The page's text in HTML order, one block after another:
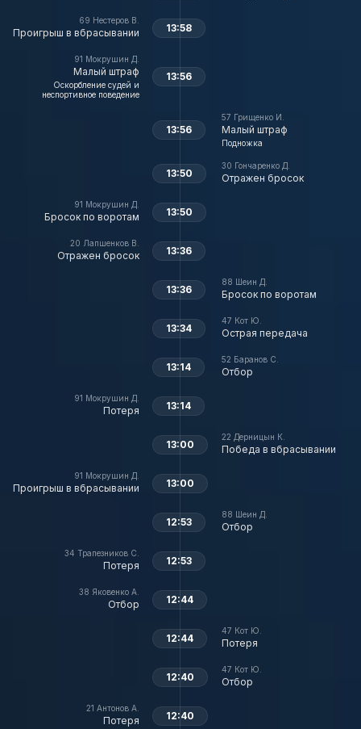
69 Нестеров В.
Проигрыш в вбрасывании 13:58
91 Мокрушин Д.
Малый штраф
Оскорбление судей и
неспортивное поведение
13:56
57 Грищенко И.
Малый штраф
Подножка
13:56
30 Гончаренко Д.
Отражен бросок
13:50
91 Мокрушин Д.
Бросок по воротам 13:50
20 Лапшенков В.
Отражен бросок 13:36
88 Шеин Д.
Бросок по воротам
13:36
47 Кот Ю.
Острая передача
13:34
52 Баранов С.
Отбор
13:14
91 Мокрушин Д.
Потеря 13:14
22 Дерницын К.
Победа в вбрасывании
13:00
91 Мокрушин Д.
Проигрыш в вбрасывании 13:00
88 Шеин Д.
Отбор
12:53
34 Трапезников С.
Потеря 12:53
38 Яковенко А.
Отбор 12:44
47 Кот Ю.
Потеря
12:44
47 Кот Ю.
Отбор
12:40
21 Антонов А.
Потеря 12:40